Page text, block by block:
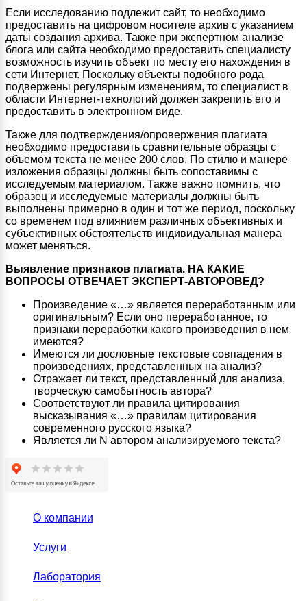
Если исследованию подлежит сайт, то необходимо
предоставить на цифровом носителе архив с указанием
даты создания архива. Также при экспертном анализе
блога или сайта необходимо предоставить специалисту
возможность изучить объект по месту его нахождения в
сети Интернет. Поскольку объекты подобного рода
подвержены регулярным изменениям, то специалист в
области Интернет-технологий должен закрепить его и
предоставить в электронном виде.
Также для подтверждения/опровержения плагиата
необходимо предоставить сравнительные образцы с
объемом текста не менее 200 слов. По стилю и манере
изложения образцы должны быть сопоставимы с
исследуемым материалом. Также важно помнить, что
образец и исследуемые материалы должны быть
выполнены примерно в один и тот же период, поскольку
со временем под влиянием различных объективных и
субъективных обстоятельств индивидуальная манера
может меняться.
Выявление признаков плагиата. НА КАКИЕ
ВОПРОСЫ ОТВЕЧАЕТ ЭКСПЕРТ-АВТОРОВЕД?
Произведение «…» является переработанным или
оригинальным? Если оно переработанное, то
признаки переработки какого произведения в нем
имеются?
Имеются ли дословные текстовые совпадения в
произведениях, представленных на анализ?
Отражает ли текст, представленный для анализа,
творческую самобытность автора?
Соответствуют ли правила цитирования
высказывания «…» правилам цитирования
современного русского языка?
Является ли N автором анализируемого текста?
О компании
Услуги
Лаборатория